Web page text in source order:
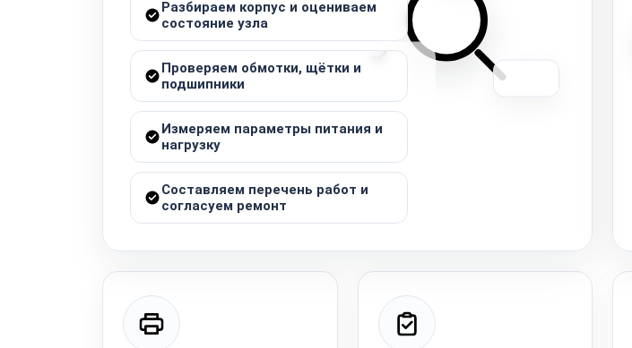
Разбираем корпус и оцениваем
состояние узла
Проверяем обмотки, щётки и
подшипники
Измеряем параметры питания и
нагрузку
Составляем перечень работ и
согласуем ремонт